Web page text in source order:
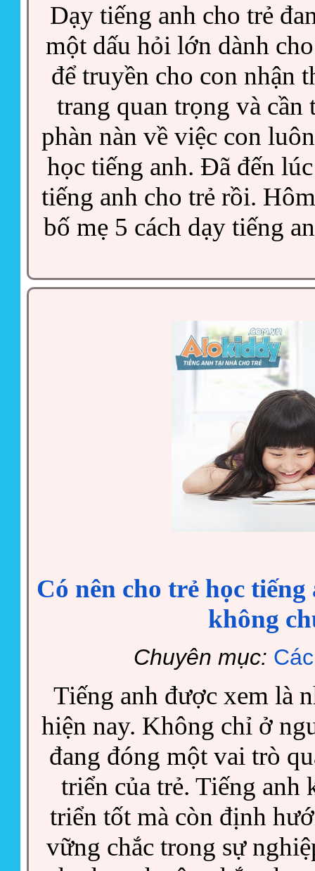
Dạy tiếng anh cho trẻ
một dấu hỏi lớn dành
để truyền cho con nhận
trang quan trọng và
phàn nàn về việc con
học tiếng anh. Đã đến
tiếng anh cho trẻ rồi.
bố mẹ 5 cách dạy tiếng
Có nên cho trẻ học
không
Chuyên mục:
Tiếng anh được xem là
hiện nay. Không chỉ ở
đang đóng một vai trò
triển của trẻ. Tiếng anh
triển tốt mà còn định
vững chắc trong sự